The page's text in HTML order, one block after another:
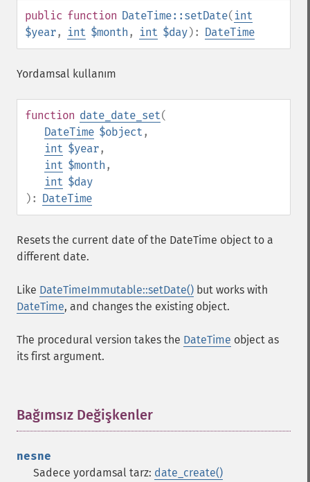
public function DateTime::setDate( int
$year, int $month , int $day): DateTime
Yordamsal kullanım
function date_date_set(
DateTime $object ,
int $year,
int $month ,
int $day
): DateTime
Resets the current date of the DateTime object to a
different date.
Like DateTimeImmutable::setDate() but works with
DateTime, and changes the existing object.
The procedural version takes the DateTime object as
its first argument.
Bağımsız Değişkenler
nesne
Sadece yordamsal tarz: date_create()